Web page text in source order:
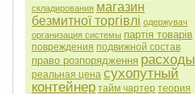
складирования магазин
безмитної торгівлі одержувач
организация системы партія товарів
повреждения подвижной состав
право розпорядження расходы
реальная цена сухопутный
контейнер тайм чартер теория